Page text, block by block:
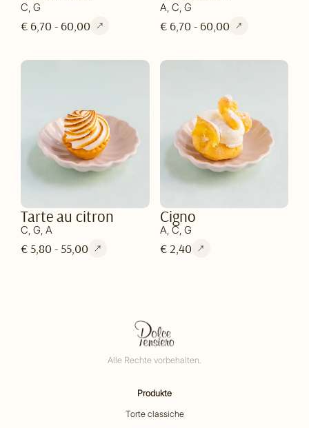
C, G
€ 6,70 - 60,00
A, C, G
€ 6,70 - 60,00
Tarte au citron
C, G, A
€ 5,80 - 55,00
Cigno
A, C, G
€ 2,40
Alle Rechte vorbehalten.
Produkte
Torte classiche